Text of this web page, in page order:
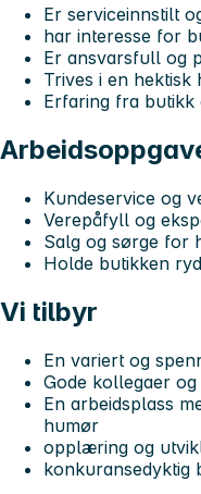
Er serviceinnstilt
har interesse for
Er ansvarsfull og
Trives i en hektisk
Erfaring fra
Kundeservice og
Verepåfyll og
Salg og sørge for
Holde butikken
Vi tilbyr
En variert og
Gode kollegaer
En arbeidsplass
humør
opplæring og
konkuransedyktig